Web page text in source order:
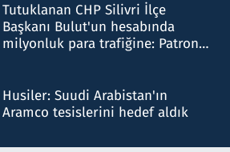
Tutuklanan CHP Silivri İlçe
Başkanı Bulut'un hesabında
milyonluk para trafiğine: Patron
Husiler: Suudi Arabistan'ın
Aramco tesislerini hedef aldık